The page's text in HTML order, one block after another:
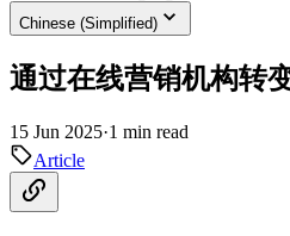
Chinese (Simplified)
通过在线营销机构转
15 Jun 2025·1 min read
Article